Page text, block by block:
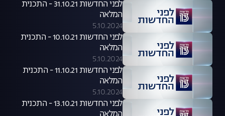
לפני החדשות 31.10.21 - התכנית
המלאה
5.10.2024
לפני החדשות 10.10.21 - התכנית
המלאה
5.10.2024
לפני החדשות 11.10.21 - התכנית
המלאה
5.10.2024
לפני החדשות 13.10.21 - התכנית